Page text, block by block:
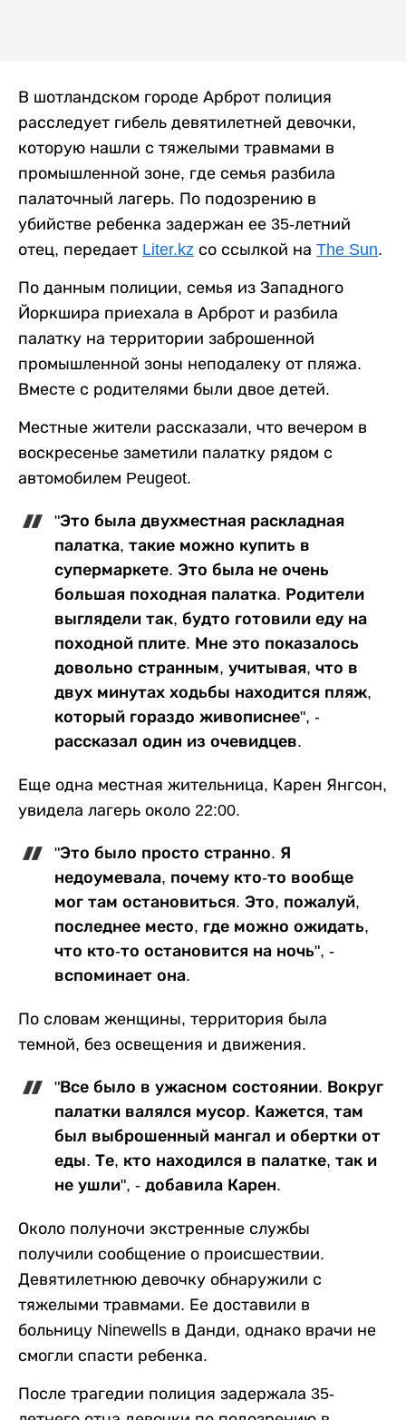
В шотландском городе Арброт полиция
расследует гибель девятилетней девочки,
которую нашли с тяжелыми травмами в
промышленной зоне, где семья разбила
палаточный лагерь. По подозрению в
убийстве ребенка задержан ее 35-летний
отец, передает Liter.kz со ссылкой на The Sun.
По данным полиции, семья из Западного
Йоркшира приехала в Арброт и разбила
палатку на территории заброшенной
промышленной зоны неподалеку от пляжа.
Вместе с родителями были двое детей.
Местные жители рассказали, что вечером в
воскресенье заметили палатку рядом с
автомобилем Peugeot.
"Это была двухместная раскладная
палатка, такие можно купить в
супермаркете. Это была не очень
большая походная палатка. Родители
выглядели так, будто готовили еду на
походной плите. Мне это показалось
довольно странным, учитывая, что в
двух минутах ходьбы находится пляж,
который гораздо живописнее", -
рассказал один из очевидцев.
Еще одна местная жительница, Карен Янгсон,
увидела лагерь около 22:00.
"Это было просто странно. Я
недоумевала, почему кто-то вообще
мог там остановиться. Это, пожалуй,
последнее место, где можно ожидать,
что кто-то остановится на ночь", -
вспоминает она.
По словам женщины, территория была
темной, без освещения и движения.
"Все было в ужасном состоянии. Вокруг
палатки валялся мусор. Кажется, там
был выброшенный мангал и обертки от
еды. Те, кто находился в палатке, так и
не ушли", - добавила Карен.
Около полуночи экстренные службы
получили сообщение о происшествии.
Девятилетнюю девочку обнаружили с
тяжелыми травмами. Ее доставили в
больницу Ninewells в Данди, однако врачи не
смогли спасти ребенка.
После трагедии полиция задержала 35-